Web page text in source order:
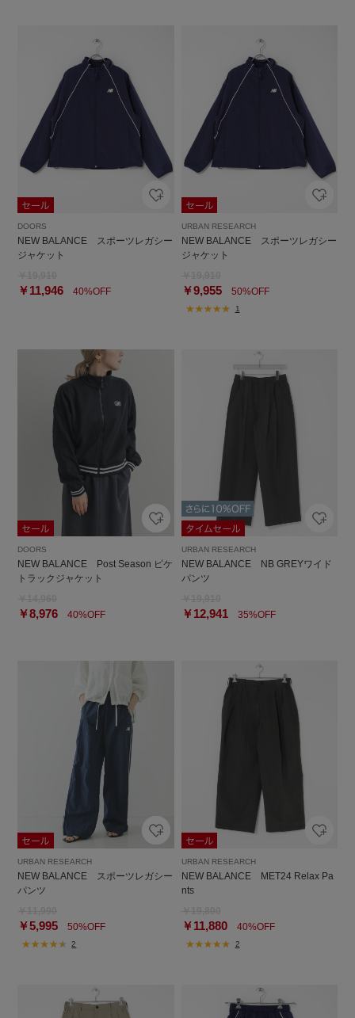
DOORS
NEW BALANCE スポーツレガシー
ジャケット
￥11,946 40%OFF
URBAN RESEARCH
NEW BALANCE スポーツレガシー
ジャケット
￥9,95550%OFF
1
DOORS
NEW BALANCE Post Season ピケ
トラックジャケット
￥8,976 40%OFF
URBAN RESEARCH
NEW BALANCE NB GREYワイド
パンツ
￥12,94135%OFF
URBAN RESEARCH
NEW BALANCE スポーツレガシー
パンツ
￥5,995 50%OFF
2
URBAN RESEARCH
NEW BALANCE MET24 Relax Pa
nts
￥11,88040%OFF
2